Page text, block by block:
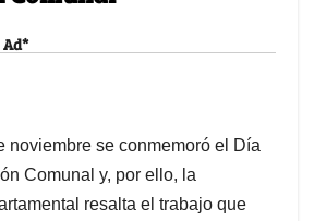
Ad*
noviembre se conmemoró el Día
Comunal y, por ello, la
resalta el trabajo que